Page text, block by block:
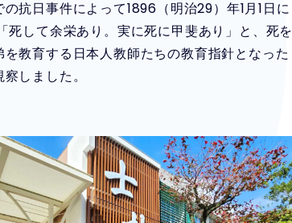
抗日事件によって1896（明治29）年1月1日に
して余栄あり。実に死に甲斐あり」と、死を
教育する日本人教師たちの教育指針となった
しました。